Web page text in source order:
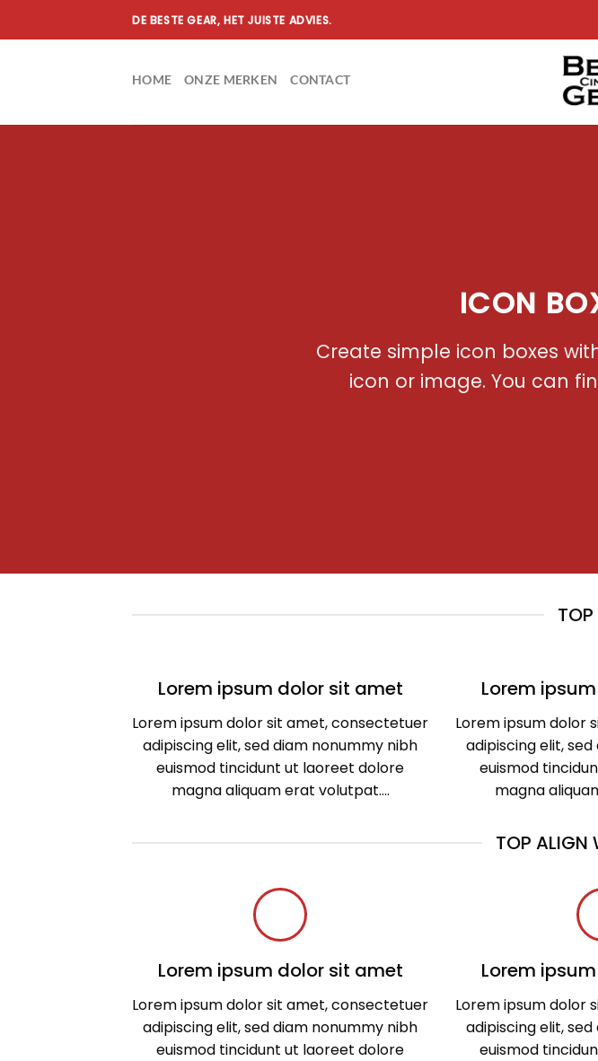
DE BESTE GEAR, HET JUISTE ADVIES.
HOME ONZE MERKEN CONTACT
ICON
Create simple icon boxes
icon or image. You can
Lorem ipsum dolor sit amet
Lorem ipsum dolor sit amet, consectetuer
adipiscing elit, sed diam nonummy nibh
euismod tincidunt ut laoreet dolore
magna aliquam erat volutpat….
Lorem
Lorem ipsum dolor
adipiscing elit,
euismod
magna
TOP ALIGN
Lorem ipsum dolor sit amet
Lorem ipsum dolor sit amet, consectetuer
adipiscing elit, sed diam nonummy nibh
euismod tincidunt ut laoreet dolore
Lorem
Lorem ipsum dolor
adipiscing elit,
euismod